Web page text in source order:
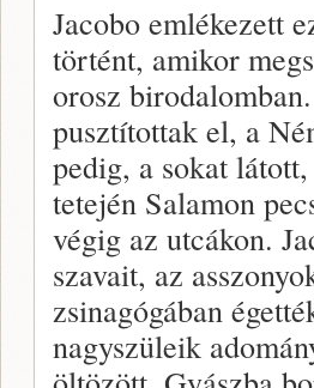
Jacobo emlékezett
történt, amikor
orosz
pusztítottak el, a
pedig, a sokat
tetején Salamon
végig az utcákon.
szavait, az
zsinagógában
nagyszüleik